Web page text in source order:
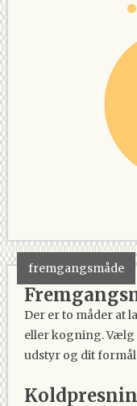
fremgangsmåde
Der er to måder at
eller kogning. Vælg
udstyr og dit